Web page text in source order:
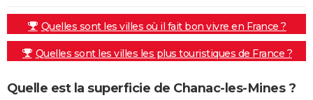
Quelles sont les villes où il fait bon vivre en France ?
Quelles sont les villes les plus touristiques de France ?
Quelle est la superficie de Chanac-les-Mines ?